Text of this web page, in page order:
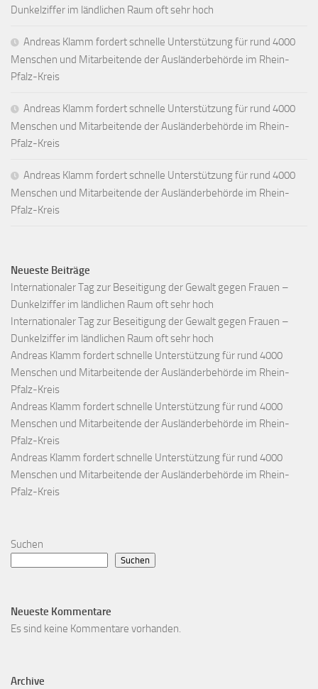
Dunkelziffer im ländlichen Raum oft sehr hoch
Andreas Klamm fordert schnelle Unterstützung für rund 4000
Menschen und Mitarbeitende der Ausländerbehörde im Rhein-
Pfalz-Kreis
Andreas Klamm fordert schnelle Unterstützung für rund 4000
Menschen und Mitarbeitende der Ausländerbehörde im Rhein-
Pfalz-Kreis
Andreas Klamm fordert schnelle Unterstützung für rund 4000
Menschen und Mitarbeitende der Ausländerbehörde im Rhein-
Pfalz-Kreis
Neueste Beiträge
Internationaler Tag zur Beseitigung der Gewalt gegen Frauen –
Dunkelziffer im ländlichen Raum oft sehr hoch
Internationaler Tag zur Beseitigung der Gewalt gegen Frauen –
Dunkelziffer im ländlichen Raum oft sehr hoch
Andreas Klamm fordert schnelle Unterstützung für rund 4000
Menschen und Mitarbeitende der Ausländerbehörde im Rhein-
Pfalz-Kreis
Andreas Klamm fordert schnelle Unterstützung für rund 4000
Menschen und Mitarbeitende der Ausländerbehörde im Rhein-
Pfalz-Kreis
Andreas Klamm fordert schnelle Unterstützung für rund 4000
Menschen und Mitarbeitende der Ausländerbehörde im Rhein-
Pfalz-Kreis
Suchen
Suchen
Neueste Kommentare
Es sind keine Kommentare vorhanden.
Archive